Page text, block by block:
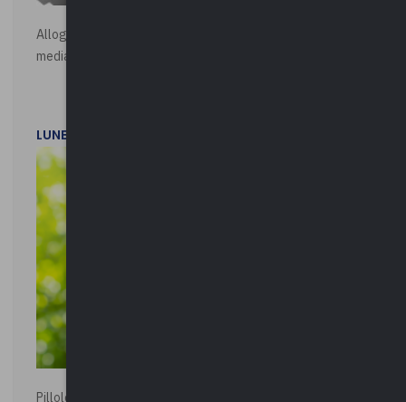
Alloggi di Edilizia Residenziale Pubblica - Vendita all'asta
mediante procedura asincrona telematica
LUNEDì 20 LUGLIO 2026
Pillole ambientali | 2026